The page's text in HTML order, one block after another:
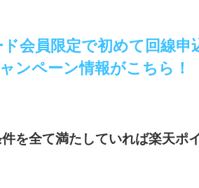
ド会員限定で初めて回線申
ンペーン情報がこちら！
を全て満たしていれば楽天ポ